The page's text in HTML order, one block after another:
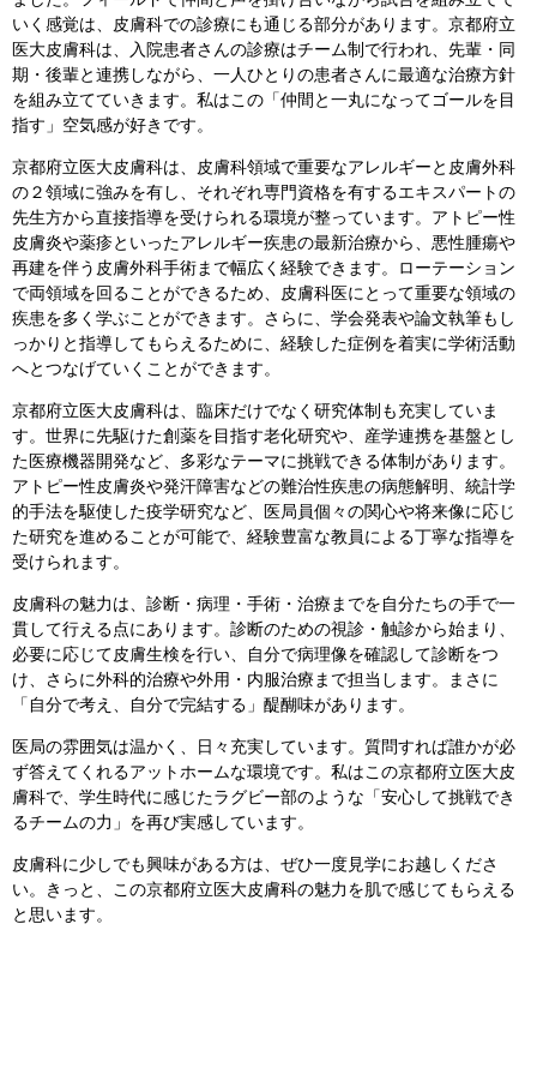
いく感覚は、皮膚科での診療にも通じる部分があります。京都府立
医大皮膚科は、入院患者さんの診療はチーム制で行われ、先輩・同
期・後輩と連携しながら、一人ひとりの患者さんに最適な治療方針
を組み立てていきます。私はこの「仲間と一丸になってゴールを目
指す」空気感が好きです。
京都府立医大皮膚科は、皮膚科領域で重要なアレルギーと皮膚外科
の２領域に強みを有し、それぞれ専門資格を有するエキスパートの
先生方から直接指導を受けられる環境が整っています。アトピー性
皮膚炎や薬疹といったアレルギー疾患の最新治療から、悪性腫瘍や
再建を伴う皮膚外科手術まで幅広く経験できます。ローテーション
で両領域を回ることができるため、皮膚科医にとって重要な領域の
疾患を多く学ぶことができます。さらに、学会発表や論文執筆もし
っかりと指導してもらえるために、経験した症例を着実に学術活動
へとつなげていくことができます。
京都府立医大皮膚科は、臨床だけでなく研究体制も充実していま
す。世界に先駆けた創薬を目指す老化研究や、産学連携を基盤とし
た医療機器開発など、多彩なテーマに挑戦できる体制があります。
アトピー性皮膚炎や発汗障害などの難治性疾患の病態解明、統計学
的手法を駆使した疫学研究など、医局員個々の関心や将来像に応じ
た研究を進めることが可能で、経験豊富な教員による丁寧な指導を
受けられます。
皮膚科の魅力は、診断・病理・手術・治療までを自分たちの手で一
貫して行える点にあります。診断のための視診・触診から始まり、
必要に応じて皮膚生検を行い、自分で病理像を確認して診断をつ
け、さらに外科的治療や外用・内服治療まで担当します。まさに
「自分で考え、自分で完結する」醍醐味があります。
医局の雰囲気は温かく、日々充実しています。質問すれば誰かが必
ず答えてくれるアットホームな環境です。私はこの京都府立医大皮
膚科で、学生時代に感じたラグビー部のような「安心して挑戦でき
るチームの力」を再び実感しています。
皮膚科に少しでも興味がある方は、ぜひ一度見学にお越しくださ
い。きっと、この京都府立医大皮膚科の魅力を肌で感じてもらえる
と思います。